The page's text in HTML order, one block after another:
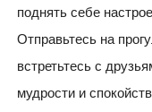
поднять себе
Отправьтесь на
встретьтесь с
мудрости и